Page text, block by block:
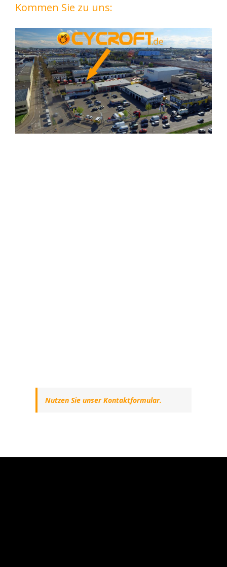
Kommen Sie zu uns:
Nutzen Sie unser Kontaktformular.